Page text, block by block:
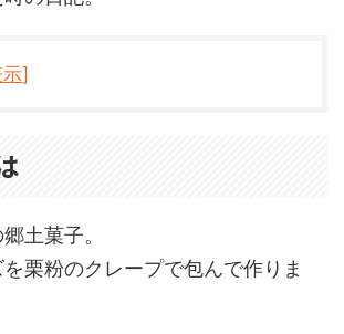
]
土菓子。
栗粉のクレープで包んで作りま